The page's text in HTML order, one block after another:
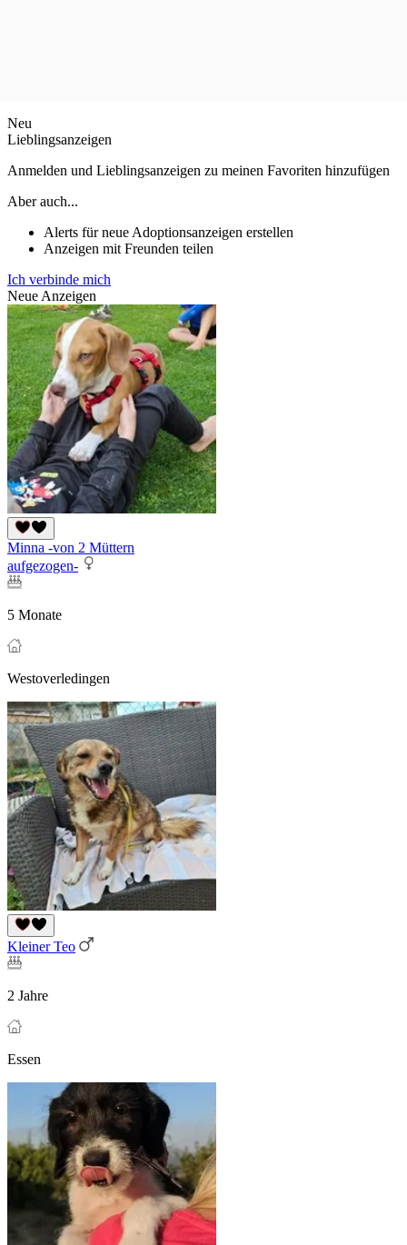
Neu
Lieblingsanzeigen
Anmelden und Lieblingsanzeigen zu meinen Favoriten hinzufügen
Aber auch...
Alerts für neue Adoptionsanzeigen erstellen
Anzeigen mit Freunden teilen
Ich verbinde mich
Neue Anzeigen
Minna -von 2 Müttern
aufgezogen-
5 Monate
Westoverledingen
Kleiner Teo
2 Jahre
Essen